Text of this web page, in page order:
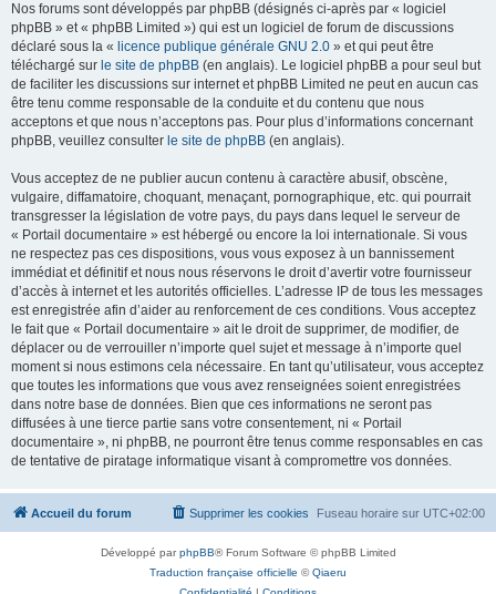
Nos forums sont développés par phpBB (désignés ci-après par « logiciel
phpBB » et « phpBB Limited ») qui est un logiciel de forum de discussions
déclaré sous la « licence publique générale GNU 2.0 » et qui peut être
téléchargé sur le site de phpBB (en anglais). Le logiciel phpBB a pour seul but
de faciliter les discussions sur internet et phpBB Limited ne peut en aucun cas
être tenu comme responsable de la conduite et du contenu que nous
acceptons et que nous n’acceptons pas. Pour plus d’informations concernant
phpBB, veuillez consulter le site de phpBB (en anglais).
Vous acceptez de ne publier aucun contenu à caractère abusif, obscène,
vulgaire, diffamatoire, choquant, menaçant, pornographique, etc. qui pourrait
transgresser la législation de votre pays, du pays dans lequel le serveur de
« Portail documentaire » est hébergé ou encore la loi internationale. Si vous
ne respectez pas ces dispositions, vous vous exposez à un bannissement
immédiat et définitif et nous nous réservons le droit d’avertir votre fournisseur
d’accès à internet et les autorités officielles. L’adresse IP de tous les messages
est enregistrée afin d’aider au renforcement de ces conditions. Vous acceptez
le fait que « Portail documentaire » ait le droit de supprimer, de modifier, de
déplacer ou de verrouiller n’importe quel sujet et message à n’importe quel
moment si nous estimons cela nécessaire. En tant qu’utilisateur, vous acceptez
que toutes les informations que vous avez renseignées soient enregistrées
dans notre base de données. Bien que ces informations ne seront pas
diffusées à une tierce partie sans votre consentement, ni « Portail
documentaire », ni phpBB, ne pourront être tenus comme responsables en cas
de tentative de piratage informatique visant à compromettre vos données.
Accueil du forum Fuseau horaire sur UTC+02:00
Supprimer les cookies
Développé parphpBB® Forum Software © phpBB Limited
Traduction française officielle ©Qiaeru